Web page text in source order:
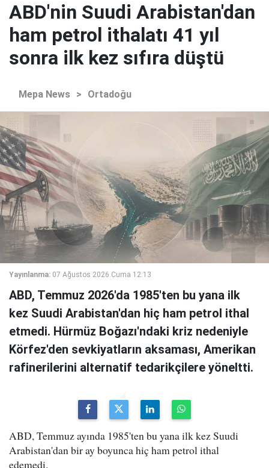
ABD'nin Suudi Arabistan'dan
ham petrol ithalatı 41 yıl
sonra ilk kez sıfıra düştü
Mepa News > Ortadoğu
Yayınlanma: 07 Ağustos 2026 Cuma 12:13
ABD, Temmuz 2026'da 1985'ten bu yana ilk
kez Suudi Arabistan'dan hiç ham petrol ithal
etmedi. Hürmüz Boğazı'ndaki kriz nedeniyle
Körfez'den sevkiyatların aksaması, Amerikan
rafinerilerini alternatif tedarikçilere yöneltti.
ABD, Temmuz ayında 1985'ten bu yana ilk kez Suudi
Arabistan'dan bir ay boyunca hiç ham petrol ithal
edemedi.